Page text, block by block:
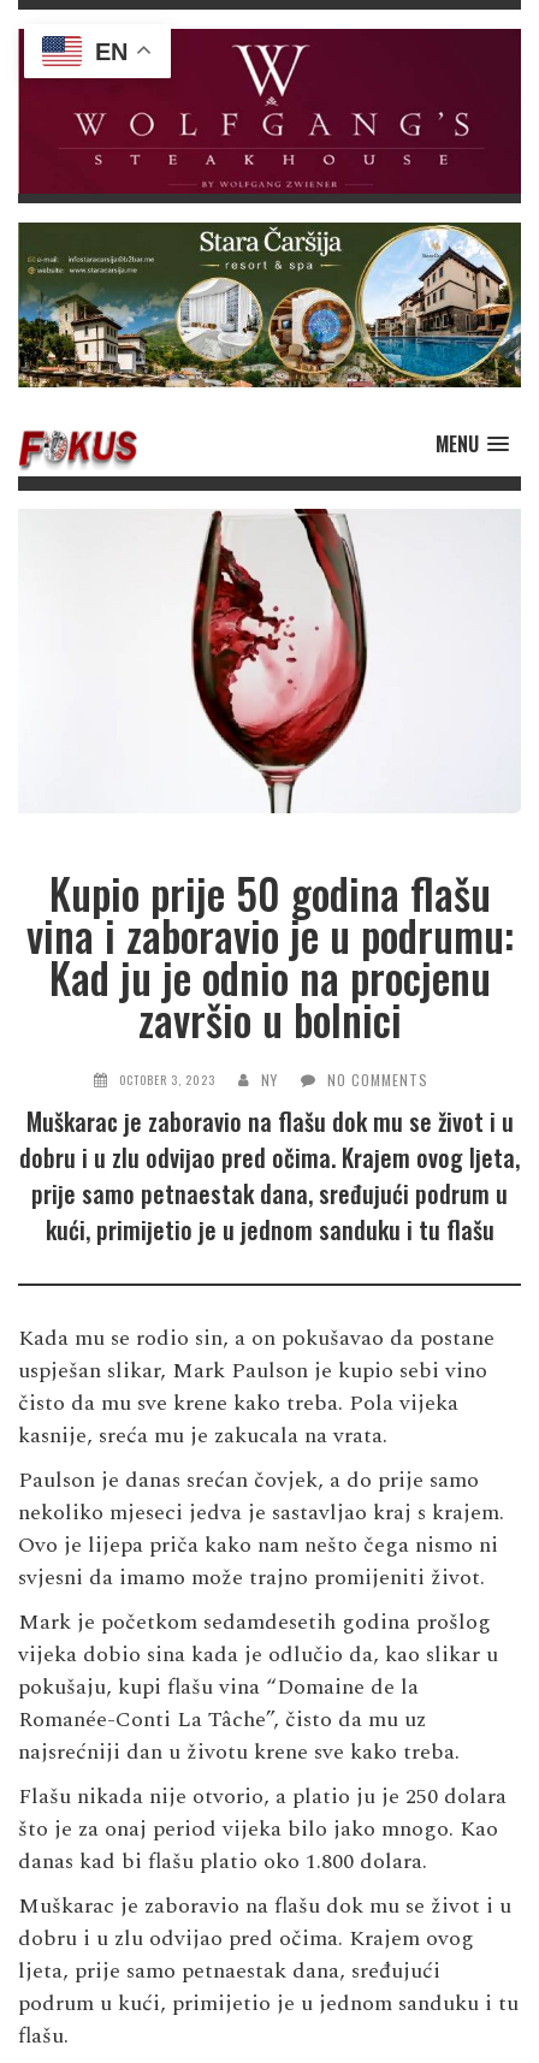
MENU
Kupio prije 50 godina flašu
vina i zaboravio je u podrumu:
Kad ju je odnio na procjenu
završio u bolnici
OCTOBER 3, 2023 NY NO COMMENTS
Muškarac je zaboravio na flašu dok mu se život i u
dobru i u zlu odvijao pred očima. Krajem ovog ljeta,
prije samo petnaestak dana, sređujući podrum u
kući, primijetio je u jednom sanduku i tu flašu
Kada mu se rodio sin, a on pokušavao da postane
uspješan slikar, Mark Paulson je kupio sebi vino
čisto da mu sve krene kako treba. Pola vijeka
kasnije, sreća mu je zakucala na vrata.
Paulson je danas srećan čovjek, a do prije samo
nekoliko mjeseci jedva je sastavljao kraj s krajem.
Ovo je lijepa priča kako nam nešto čega nismo ni
svjesni da imamo može trajno promijeniti život.
Mark je početkom sedamdesetih godina prošlog
vijeka dobio sina kada je odlučio da, kao slikar u
pokušaju, kupi flašu vina “Domaine de la
Romanée-Conti La Tâche”, čisto da mu uz
najsrećniji dan u životu krene sve kako treba.
Flašu nikada nije otvorio, a platio ju je 250 dolara
što je za onaj period vijeka bilo jako mnogo. Kao
danas kad bi flašu platio oko 1.800 dolara.
Muškarac je zaboravio na flašu dok mu se život i u
dobru i u zlu odvijao pred očima. Krajem ovog
ljeta, prije samo petnaestak dana, sređujući
podrum u kući, primijetio je u jednom sanduku i tu
flašu.
EN